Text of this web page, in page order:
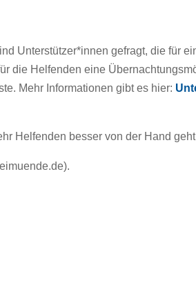
Unterstützer*innen gefragt, die für
die Helfenden eine
Mehr Informationen gibt es hier:
Helfenden besser von der Hand